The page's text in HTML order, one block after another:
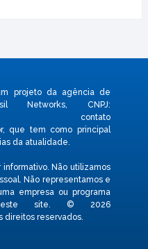
projeto da agência de
Networks, CNPJ:
07, contato
, que tem como principal
da atualidade.
Não utilizamos
Não representamos e
empresa ou programa
site. © 2026
direitos reservados.